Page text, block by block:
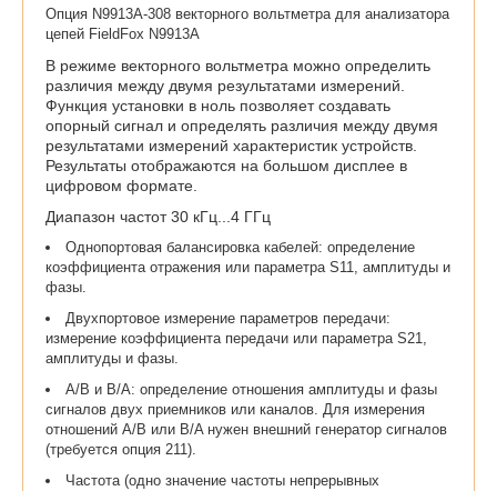
Опция N9913A-308 векторного вольтметра для анализатора
цепей FieldFox N9913A
В режиме векторного вольтметра можно определить
различия между двумя результатами измерений.
Функция установки в ноль позволяет создавать
опорный сигнал и определять различия между двумя
результатами измерений характеристик устройств.
Результаты отображаются на большом дисплее в
цифровом формате.
Диапазон частот 30 кГц...4 ГГц
Однопортовая балансировка кабелей: определение
коэффициента отражения или параметра S11, амплитуды и
фазы.
Двухпортовое измерение параметров передачи:
измерение коэффициента передачи или параметра S21,
амплитуды и фазы.
A/B и B/A: определение отношения амплитуды и фазы
сигналов двух приемников или каналов. Для измерения
отношений A/B или B/A нужен внешний генератор сигналов
(требуется опция 211).
Частота (одно значение частоты непрерывных